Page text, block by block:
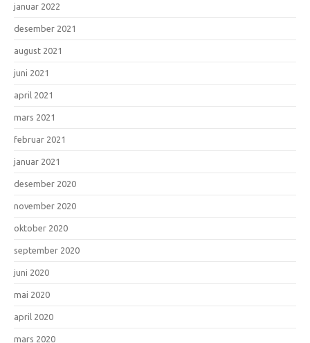
januar 2022
desember 2021
august 2021
juni 2021
april 2021
mars 2021
februar 2021
januar 2021
desember 2020
november 2020
oktober 2020
september 2020
juni 2020
mai 2020
april 2020
mars 2020